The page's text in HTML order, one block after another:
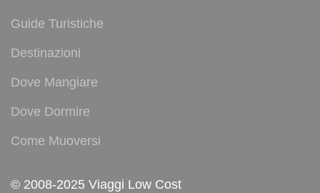
Guide Turistiche
Destinazioni
Dove Mangiare
Dove Dormire
Come Muoversi
© 2008-2025 Viaggi Low Cost